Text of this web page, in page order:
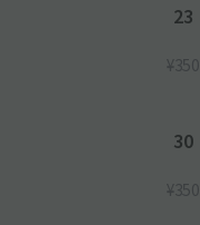
23
¥350
30
¥350